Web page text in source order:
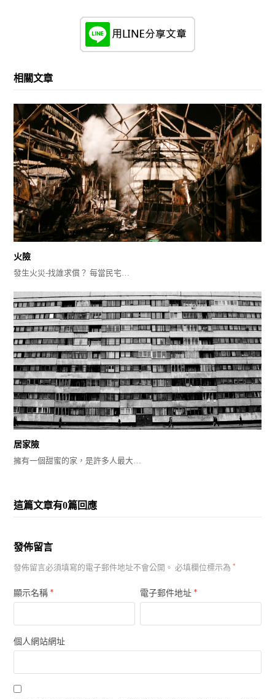
相關文章
火險
發生火災-找誰求償？ 每當民宅…
居家險
擁有一個甜蜜的家，是許多人最大…
這篇文章有0篇回應
發佈留言
發佈留言必須填寫的電子郵件地址不會公開。 必填欄位標示為*
顯示名稱* 電子郵件地址*
個人網站網址